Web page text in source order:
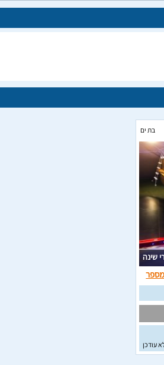
בת ים
עודכן